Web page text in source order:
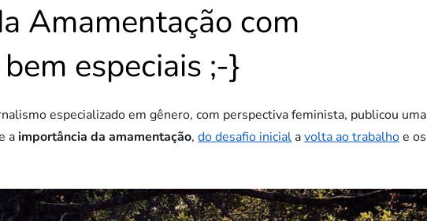
Amamentação com
especiais ;-}
especializado em gênero, com perspectiva feminista, publicou uma
aimportância da amamentação,do desafio inicial avolta ao trabalhoe os